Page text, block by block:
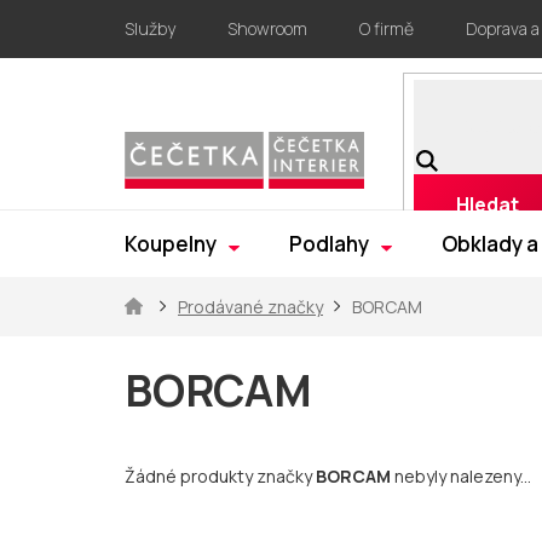
obsah
Služby Showroom O firmě Doprava
Hledat
Koupelny Podlahy Obklady
DomůProdávané značky BORCAM
BORCAM
Žádné produkty značkyBORCAM nebyly nalezeny...